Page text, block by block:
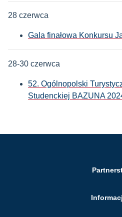
28 czerwca
Gala finałowa Konkursu
28-30 czerwca
52. Ogólnopolski
Studenckiej BAZUNA